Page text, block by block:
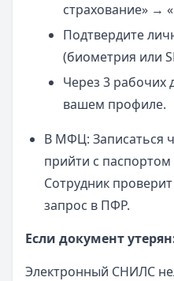
страхование» →
Подтвердите
(биометрия или
Через 3 рабочих
вашем профиле.
В МФЦ: Записаться
прийти с
Сотрудник
запрос в ПФР.
Если документ
Электронный СНИЛС